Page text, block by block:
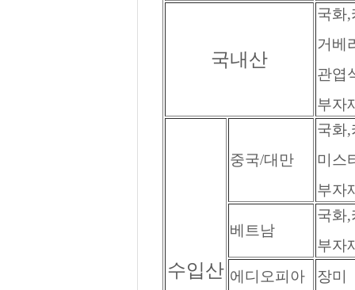
국내산
국화
거베
관엽
부자
수입산
중국/대만
국화
미스
부자
베트남
국화
부자
에디오피아
장미